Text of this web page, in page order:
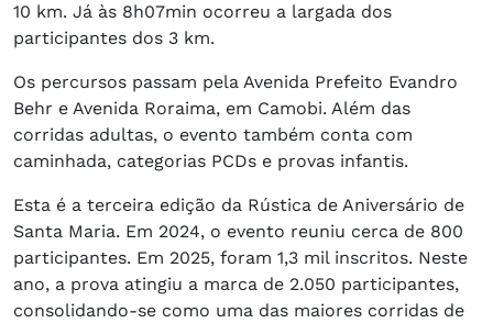
10 km. Já às 8h07min ocorreu a largada dos
participantes dos 3 km.
Os percursos passam pela Avenida Prefeito Evandro
Behr e Avenida Roraima, em Camobi. Além das
corridas adultas, o evento também conta com
caminhada, categorias PCDs e provas infantis.
Esta é a terceira edição da Rústica de Aniversário de
Santa Maria. Em 2024, o evento reuniu cerca de 800
participantes. Em 2025, foram 1,3 mil inscritos. Neste
ano, a prova atingiu a marca de 2.050 participantes,
consolidando-se como uma das maiores corridas de